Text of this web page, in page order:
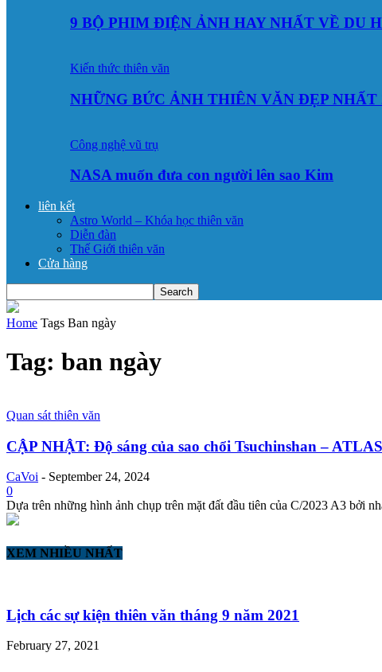
9 BỘ PHIM ĐIỆN ẢNH HAY NHẤT VỀ DU
Kiến thức thiên văn
NHỮNG BỨC ẢNH THIÊN VĂN ĐẸP NHẤT
Công nghệ vũ trụ
NASA muốn đưa con người lên sao Kim
liên kết
Astro World – Khóa học thiên văn
Diễn đàn
Thế Giới thiên văn
Cửa hàng
Home Tags Ban ngày
Tag: ban ngày
Quan sát thiên văn
CẬP NHẬT: Độ sáng của sao chổi Tsuchinshan –
CaVoi - September 24, 2024
0
Dựa trên những hình ảnh chụp trên mặt đất đầu tiên của C/2023 A3 bởi
XEM NHIỀU NHẤT
Lịch các sự kiện thiên văn tháng 9 năm 2021
February 27, 2021